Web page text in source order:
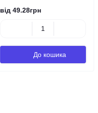
від 49.28грн
До кошика